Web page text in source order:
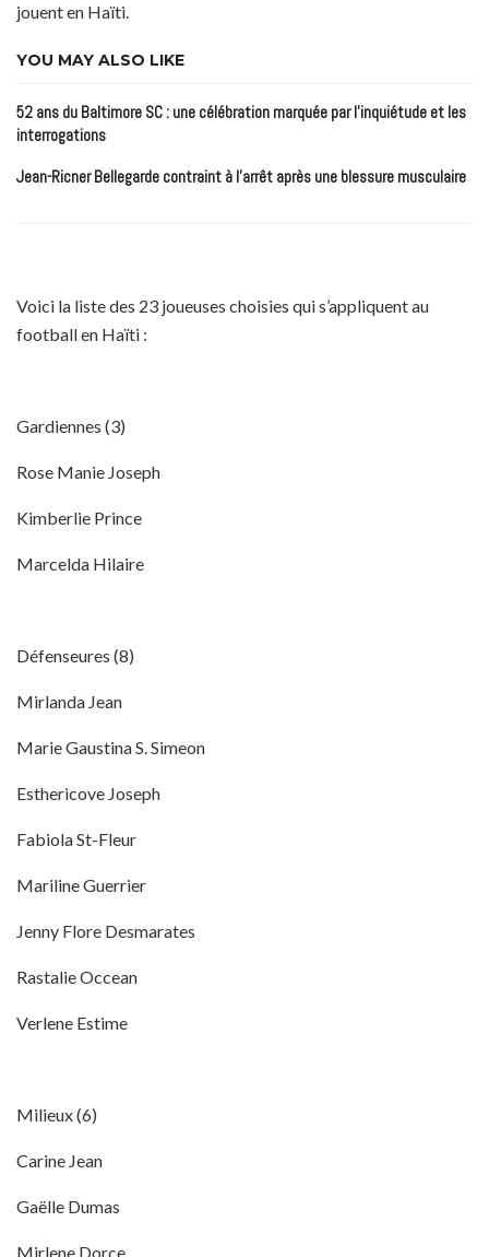
jouent en Haïti.
YOU MAY ALSO LIKE
52 ans du Baltimore SC : une célébration marquée par l’inquiétude et les
interrogations
Jean-Ricner Bellegarde contraint à l’arrêt après une blessure musculaire
Voici la liste des 23 joueuses choisies qui s’appliquent au
football en Haïti :
Gardiennes (3)
Rose Manie Joseph
Kimberlie Prince
Marcelda Hilaire
Défenseures (8)
Mirlanda Jean
Marie Gaustina S. Simeon
Esthericove Joseph
Fabiola St-Fleur
Mariline Guerrier
Jenny Flore Desmarates
Rastalie Occean
Verlene Estime
Milieux (6)
Carine Jean
Gaëlle Dumas
Mirlene Dorce